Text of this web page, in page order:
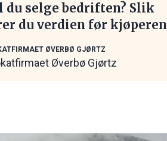
du selge bedriften? Slik
du verdien før kjøperen
ØVERBØ GJØRTZ
Øverbø Gjørtz